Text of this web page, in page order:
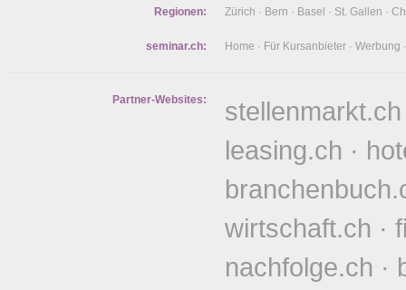
Regionen: Zürich · Bern · Basel · St. Gallen ·
seminar.ch: Home · Für Kursanbieter · Werbung
Partner-Websites: stellenmarkt.ch
leasing.ch ·
wirtschaft.ch ·
nachfolge.ch ·